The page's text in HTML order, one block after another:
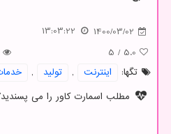
1400/03/02
13:03:22
5.0
/
5
تگها:
اینترنت , تولید ,
مطلب اسمارت کاور را می